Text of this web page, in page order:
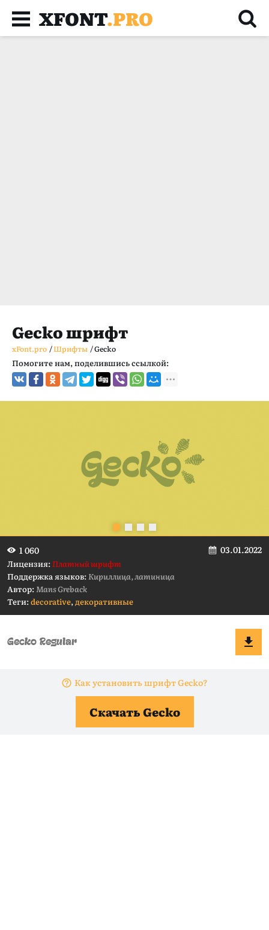
XFONT.PRO
Gecko шрифт
xFont.pro /Шрифты /Gecko
Помогите нам, поделившись ссылкой:
1 060 03.01.2022
Лицензия:Платный шрифт
Поддержка языков:Кириллица, латиница
Автор:Mans Greback
Теги:decorative,декоративные
Как установить шрифт Gecko?
Скачать Gecko